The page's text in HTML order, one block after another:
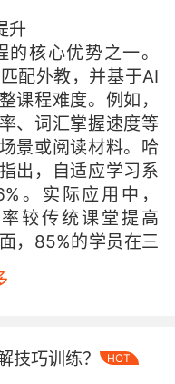
升
核心优势之一。
配外教，并基于AI
课程难度。例如，
、词汇掌握速度等
景或阅读材料。哈
出，自适应学习系
。实际应用中，
较传统课堂提高
，85%的学员在三
合。认知心理学研
技巧训练？ HOT